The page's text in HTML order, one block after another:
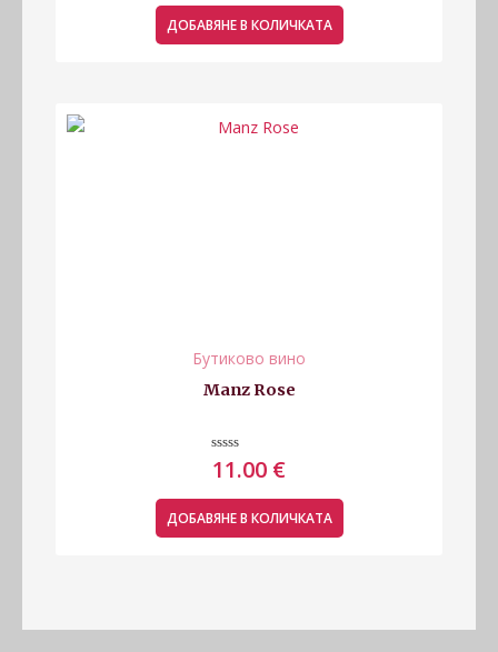
от
5
ДОБАВЯНЕ В КОЛИЧКАТА
Бутиково вино
Manz Rose
Оценено
с
от
5
11.00 €
ДОБАВЯНЕ В КОЛИЧКАТА